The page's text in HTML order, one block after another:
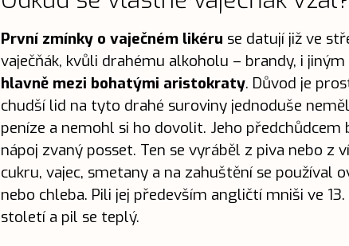
První zmínky o vaječném likéru se datují již ve
vaječňák, kvůli drahému alkoholu – brandy, i
hlavně mezi bohatými aristokraty. Důvod je
chudší lid na tyto drahé suroviny jednoduše neměl
peníze a nemohl si ho dovolit. Jeho předchůdcem
nápoj zvaný posset. Ten se vyráběl z piva nebo z
cukru, vajec, smetany a na zahuštění se používal
nebo chleba. Pili jej především angličtí mniši ve 13.
století a pil se teplý.